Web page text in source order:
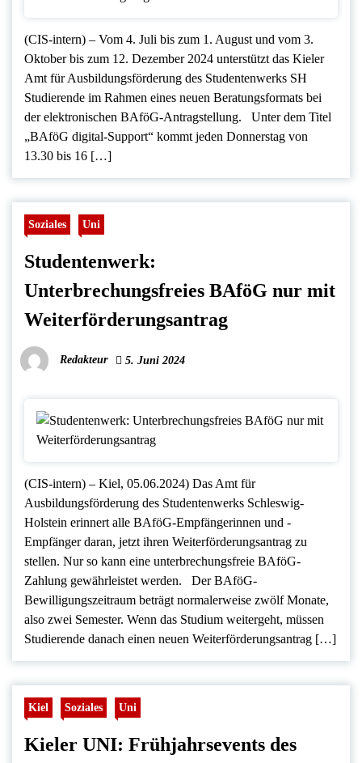
(CIS-intern) – Vom 4. Juli bis zum 1. August und vom 3.
Oktober bis zum 12. Dezember 2024 unterstützt das Kieler
Amt für Ausbildungsförderung des Studentenwerks SH
Studierende im Rahmen eines neuen Beratungsformats bei
der elektronischen BAföG-Antragstellung. Unter dem Titel
„BAföG digital-Support“ kommt jeden Donnerstag von
13.30 bis 16 […]
Soziales Uni
Studentenwerk:
Unterbrechungsfreies BAföG nur mit
Weiterförderungsantrag
Redakteur 5. Juni 2024
(CIS-intern) – Kiel, 05.06.2024) Das Amt für
Ausbildungsförderung des Studentenwerks Schleswig-
Holstein erinnert alle BAföG-Empfängerinnen und -
Empfänger daran, jetzt ihren Weiterförderungsantrag zu
stellen. Nur so kann eine unterbrechungsfreie BAföG-
Zahlung gewährleistet werden. Der BAföG-
Bewilligungszeitraum beträgt normalerweise zwölf Monate,
also zwei Semester. Wenn das Studium weitergeht, müssen
Studierende danach einen neuen Weiterförderungsantrag […]
Kiel Soziales Uni
Kieler UNI: Frühjahrsevents des